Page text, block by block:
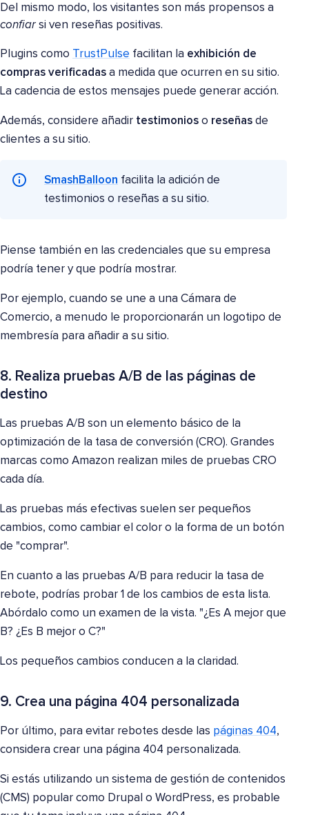
Del mismo modo, los visitantes son más propensos a
confiarsi ven reseñas positivas.
Plugins como TrustPulse facilitan la exhibición de
compras verificadas a medida que ocurren en su sitio.
La cadencia de estos mensajes puede generar acción.
Además, considere añadir testimonios o reseñas de
clientes a su sitio.
SmashBalloon facilita la adición de
testimonios o reseñas a su sitio.
Piense también en las credenciales que su empresa
podría tener y que podría mostrar.
Por ejemplo, cuando se une a una Cámara de
Comercio, a menudo le proporcionarán un logotipo de
membresía para añadir a su sitio.
8. Realiza pruebas A/B de las páginas de
destino
Las pruebas A/B son un elemento básico de la
optimización de la tasa de conversión (CRO). Grandes
marcas como Amazon realizan miles de pruebas CRO
cada día.
Las pruebas más efectivas suelen ser pequeños
cambios, como cambiar el color o la forma de un botón
de "comprar".
En cuanto a las pruebas A/B para reducir la tasa de
rebote, podrías probar 1 de los cambios de esta lista.
Abórdalo como un examen de la vista. "¿Es A mejor que
B? ¿Es B mejor o C?"
Los pequeños cambios conducen a la claridad.
9. Crea una página 404 personalizada
Por último, para evitar rebotes desde las páginas 404,
considera crear una página 404 personalizada.
Si estás utilizando un sistema de gestión de contenidos
(CMS) popular como Drupal o WordPress, es probable